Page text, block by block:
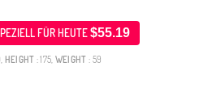
FÜR HEUTE$55.19
HEIGHT : 175, WEIGHT : 59